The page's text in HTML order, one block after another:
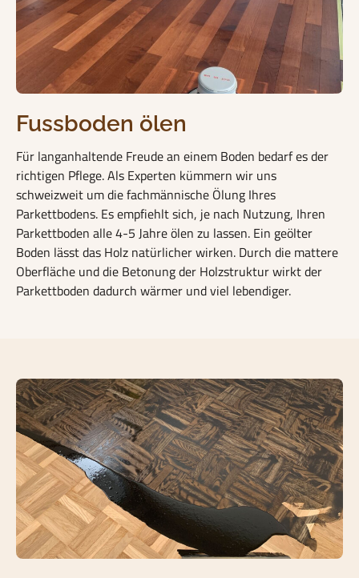
Fussboden ölen
Für langanhaltende Freude an einem Boden bedarf es der
richtigen Pflege. Als Experten kümmern wir uns
schweizweit um die fachmännische Ölung Ihres
Parkettbodens. Es empfiehlt sich, je nach Nutzung, Ihren
Parkettboden alle 4-5 Jahre ölen zu lassen. Ein geölter
Boden lässt das Holz natürlicher wirken. Durch die mattere
Oberfläche und die Betonung der Holzstruktur wirkt der
Parkettboden dadurch wärmer und viel lebendiger.